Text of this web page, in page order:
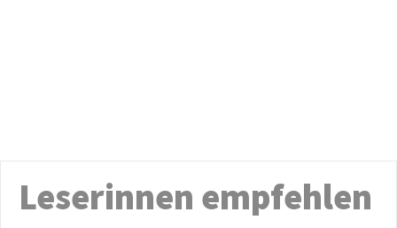
Leserinnen empfehlen